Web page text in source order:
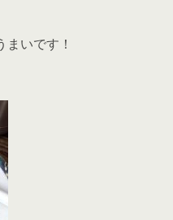
まいです！